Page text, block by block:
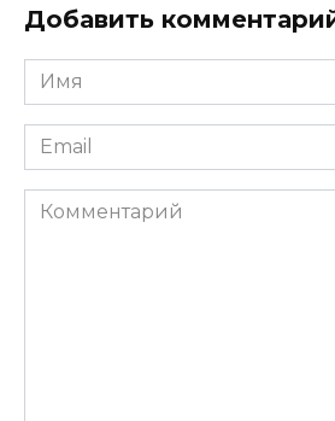
Добавить
Имя
*
Email
*
Комментарий